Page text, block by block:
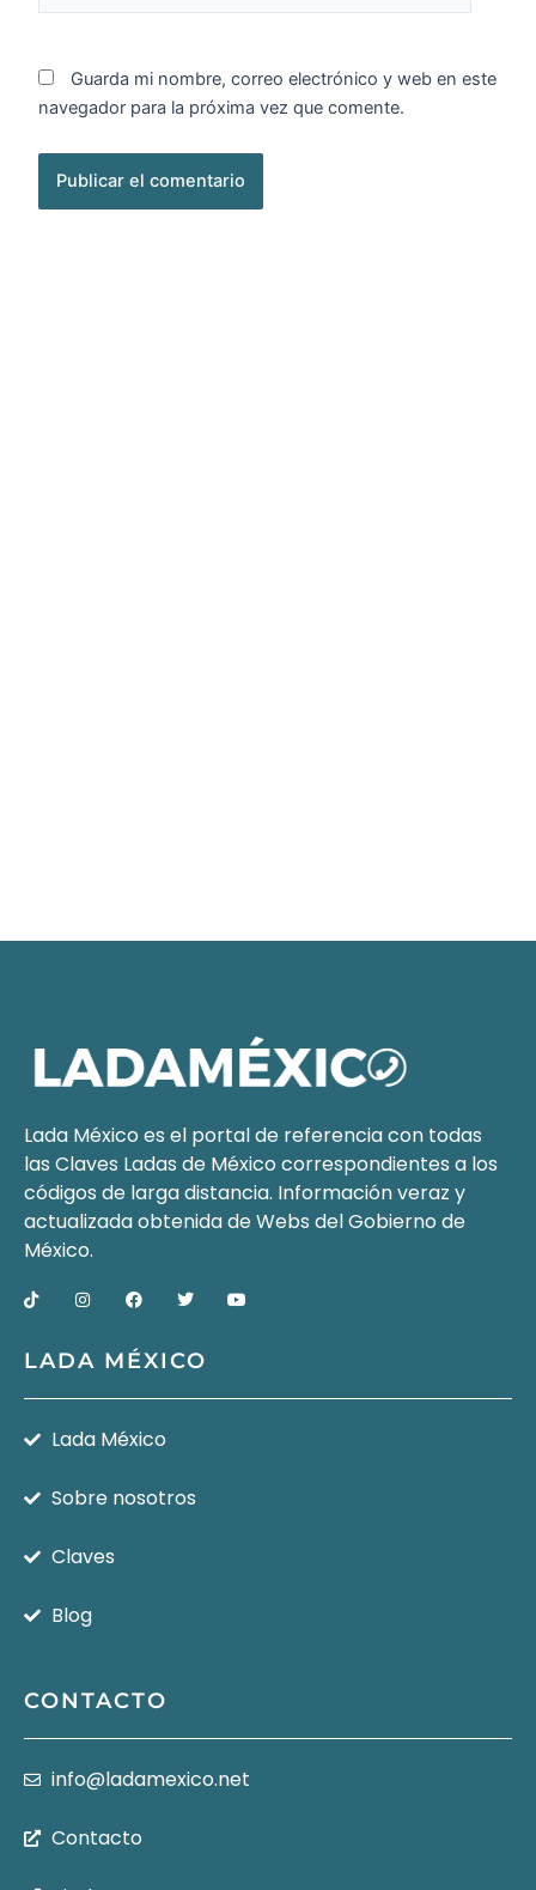
Guarda mi nombre, correo electrónico y web en este
navegador para la próxima vez que comente.
Lada México es el portal de referencia con todas
las Claves Ladas de México correspondientes a los
códigos de larga distancia. Información veraz y
actualizada obtenida de Webs delGobierno de
México.
LADA MÉXICO
Lada México
Sobre nosotros
Claves
Blog
CONTACTO
info@ladamexico.net
Contacto